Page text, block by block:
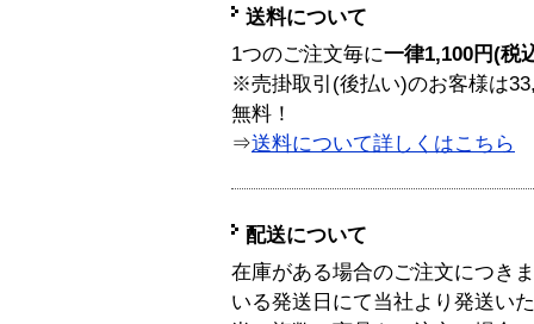
送料について
1つのご注文毎に一律1,100円(税
※売掛取引(後払い)のお客様は
無料！
⇒送料について詳しくはこちら
配送について
在庫がある場合のご注文につき
いる発送日にて当社より発送い